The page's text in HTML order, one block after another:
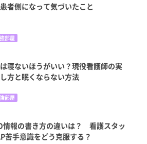
者側になって気づいたこと
部屋
寝ないほうがいい？現役看護師の実
方と眠くならない方法
部屋
情報の書き方の違いは？ 看護スタッ
苦手意識をどう克服する？